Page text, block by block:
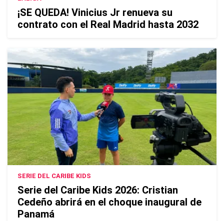
¡SE QUEDA! Vinicius Jr renueva su
contrato con el Real Madrid hasta 2032
SERIE DEL CARIBE KIDS
Serie del Caribe Kids 2026: Cristian
Cedeño abrirá en el choque inaugural de
Panamá